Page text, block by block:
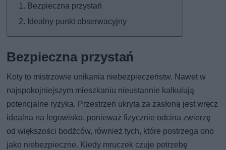
Bezpieczna przystań
Idealny punkt obserwacyjny
Bezpieczna przystań
Koty to mistrzowie unikania niebezpieczeństw. Nawet w
najspokojniejszym mieszkaniu nieustannie kalkulują
potencjalne ryzyka. Przestrzeń ukryta za zasłoną jest wręcz
idealna na legowisko, ponieważ fizycznie odcina zwierzę
od większości bodźców, również tych, które postrzega ono
jako niebezpieczne. Kiedy mruczek czuje potrzebę